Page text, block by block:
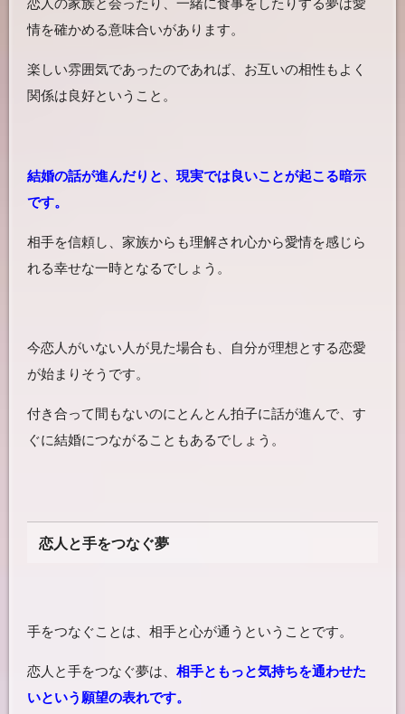
恋人の家族と会ったり、一緒に食事をしたりする夢は愛
情を確かめる意味合いがあります。
楽しい雰囲気であったのであれば、お互いの相性もよく
関係は良好ということ。
結婚の話が進んだりと、現実では良いことが起こる暗示
です。
相手を信頼し、家族からも理解され心から愛情を感じら
れる幸せな一時となるでしょう。
今恋人がいない人が見た場合も、自分が理想とする恋愛
が始まりそうです。
付き合って間もないのにとんとん拍子に話が進んで、す
ぐに結婚につながることもあるでしょう。
恋人と手をつなぐ夢
手をつなぐことは、相手と心が通うということです。
恋人と手をつなぐ夢は、 相手ともっと気持ちを通わせた
いという願望の表れです。